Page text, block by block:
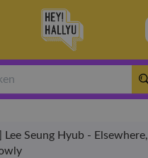
Lee Seung Hyub - Elsewhere,